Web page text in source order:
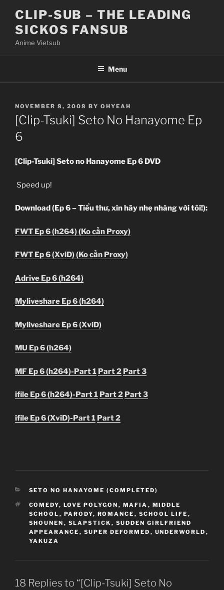
content
CLIP-SUB – THE LEADING
SICKOS FANSUB
Anime Vietsub
Menu
POSTED
ON
NOVEMBER 8, 2008 BY OHYEAH
[Clip-Tsuki] Seto No Hanayome Ep
6
[Clip-Tsuki] Seto no Hanayome Ep 6 DVD
Speed up!
Download (Ep 6 – Tiểu thư, xin hãy nhẹ nhàng với tôi!):
FWT Ep 6 (h264) (Ko cần Proxy)
FWT Ep 6 (XviD) (Ko cần Proxy)
Adrive Ep 6 (h264)
Myliveshare Ep 6 (h264)
Myliveshare Ep 6 (XviD)
MU Ep 6 (h264)
MF Ep 6 (h264)-Part 1 Part 2 Part 3
ifile Ep 6 (h264)-Part 1 Part 2 Part 3
ifile Ep 6 (XviD)-Part 1 Part 2
CATEGORIES
SETO NO HANAYOME (COMPLETED)
TAGS
COMEDY, LOVE POLYGON , MAFIA , MIDDLE
SCHOOL , PARODY, ROMANCE , SCHOOL LIFE ,
SHOUNEN , SLAPSTICK , SUDDEN GIRLFRIEND
APPEARANCE , SUPER DEFORMED , UNDERWORLD ,
YAKUZA
18 Replies to “[Clip-Tsuki] Seto No